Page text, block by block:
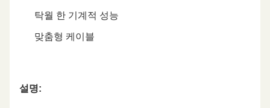
탁월 한 기계적 성능
맞춤형 케이블
설명: